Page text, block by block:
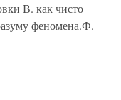
В. как чисто
феномена.Ф.